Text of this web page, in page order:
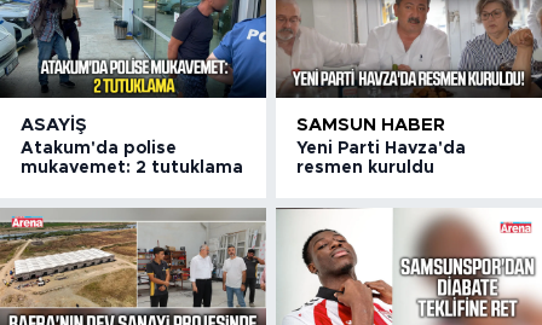
ASAYIŞ
Atakum'da polise
mukavemet: 2 tutuklama
SAMSUN HABER
Yeni Parti Havza'da
resmen kuruldu